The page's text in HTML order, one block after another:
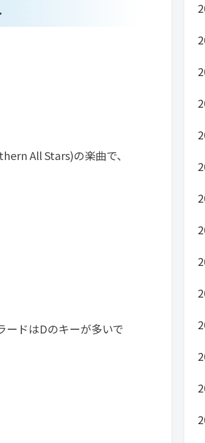
All Stars)の楽曲で、
ードはDのキーが多いで